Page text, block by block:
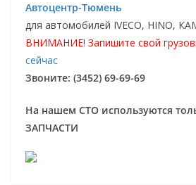
Автоцентр-Тюмень
для автомобилей IVECO, HINO,
ВНИМАНИЕ! Запишите свой
сейчас
Звоните: (3452) 69-69-69
На нашем СТО используются
ЗАПЧАСТИ